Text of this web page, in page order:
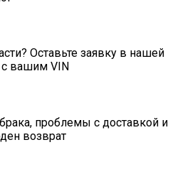
Оставьте заявку в нашей
с вашим VIN
проблемы с доставкой и
возврат